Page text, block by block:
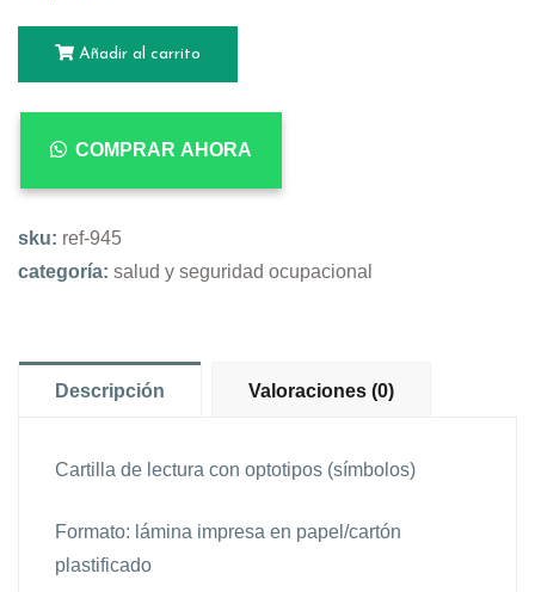
Añadir al carrito
COMPRAR AHORA
sku: ref-945
categoría: salud y seguridad ocupacional
Descripción Valoraciones (0)
Cartilla de lectura con optotipos (símbolos)
Formato: lámina impresa en papel/cartón
plastificado